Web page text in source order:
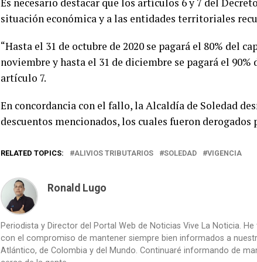
situación económica y a las entidades territoriales
“Hasta el 31 de octubre de 2020 se pagará el 80% del
noviembre y hasta el 31 de diciembre se pagará el
artículo 7.
En concordancia con el fallo, la Alcaldía de Soledad
descuentos mencionados, los cuales fueron
RELATED TOPICS: ALIVIOS TRIBUTARIOS SOLEDAD VIGENCIA
Ronald Lugo
Periodista y Director del Portal Web de Noticias Vive La Noticia.
con el compromiso de mantener siempre bien informados a
Atlántico, de Colombia y del Mundo. Continuaré informando de